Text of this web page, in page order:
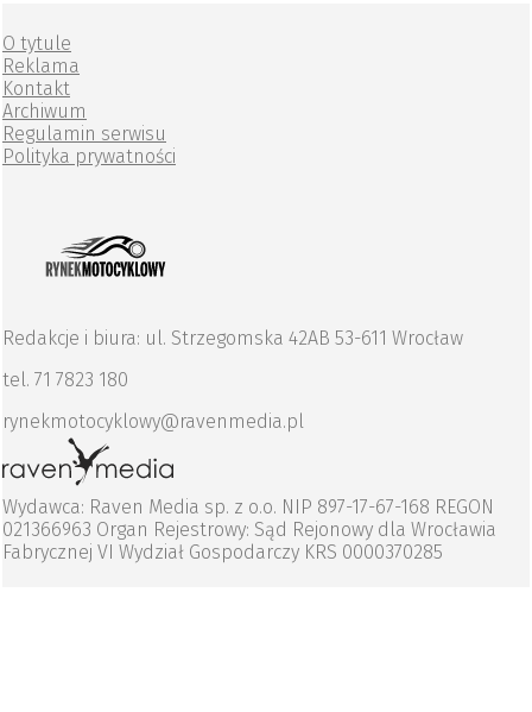
O tytule
Reklama
Kontakt
Archiwum
Regulamin serwisu
Polityka prywatności
Redakcje i biura: ul. Strzegomska 42AB 53-611 Wrocław
tel. 71 7823 180
rynekmotocyklowy@ravenmedia.pl
Wydawca: Raven Media sp. z o.o. NIP 897-17-67-168 REGON
021366963 Organ Rejestrowy: Sąd Rejonowy dla Wrocławia
Fabrycznej VI Wydział Gospodarczy KRS 0000370285